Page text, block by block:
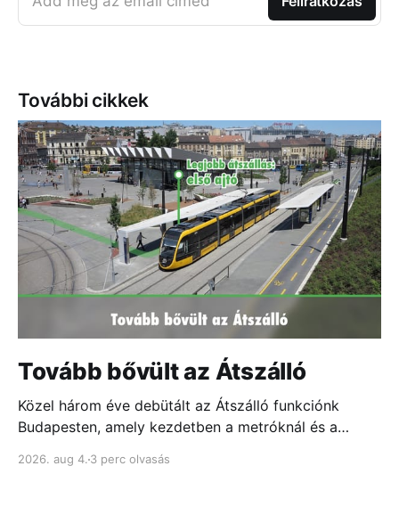
További cikkek
Tovább bővült az Átszálló
Közel három éve debütált az Átszálló funkciónk
Budapesten, amely kezdetben a metróknál és a
ajtóhoz állj a leggyorsabb átszállás érdekében...
2026. aug 4. 3 perc olvasás